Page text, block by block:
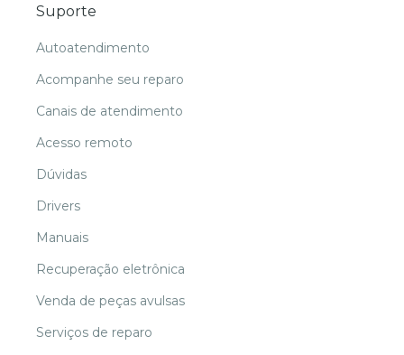
Suporte
Autoatendimento
Acompanhe seu reparo
Canais de atendimento
Acesso remoto
Dúvidas
Drivers
Manuais
Recuperação eletrônica
Venda de peças avulsas
Serviços de reparo